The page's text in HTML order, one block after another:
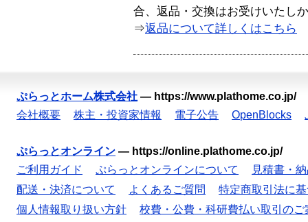
合、返品・交換はお受けいたし
⇒返品について詳しくはこちら
ぷらっとホーム株式会社 — https://www.plathome.co.jp/
会社概要
株主・投資家情報 電子公告 OpenBlocks
ぷらっとオンライン — https://online.plathome.co.jp/
ご利用ガイド
ぷらっとオンラインについて
見積書・
配送・決済について
よくあるご質問
特定商取引法に
個人情報取り扱い方針
校費・公費・科研費払い取引のご